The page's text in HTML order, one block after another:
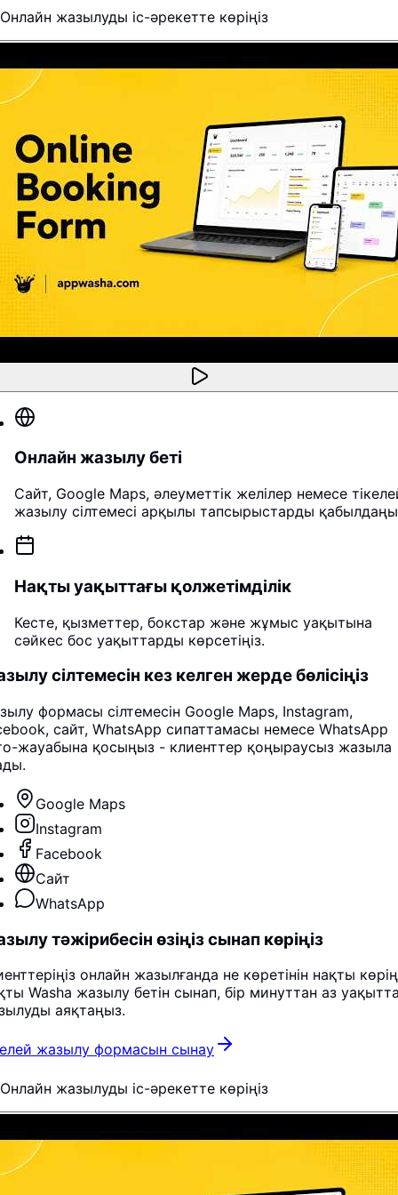
Онлайн жазылуды іс-әрекетте көріңіз
Онлайн жазылу беті
Сайт, Google Maps, әлеуметтік желілер немесе
жазылу сілтемесі арқылы тапсырыстарды
Нақты уақыттағы қолжетімділік
Кесте, қызметтер, бокстар және жұмыс уақытына
сәйкес бос уақыттарды көрсетіңіз.
сілтемесін кез келген жерде бөлісіңіз
формасы сілтемесін Google Maps, Instagram,
сайт, WhatsApp сипаттамасы немесе WhatsApp
жауабына қосыңыз - клиенттер қоңыраусыз жазыла
Google Maps
Instagram
Facebook
Сайт
WhatsApp
тәжірибесін өзіңіз сынап көріңіз
онлайн жазылғанда не көретінін нақты
Washa жазылу бетін сынап, бір минуттан аз
аяқтаңыз.
жазылу формасын сынау
Онлайн жазылуды іс-әрекетте көріңіз